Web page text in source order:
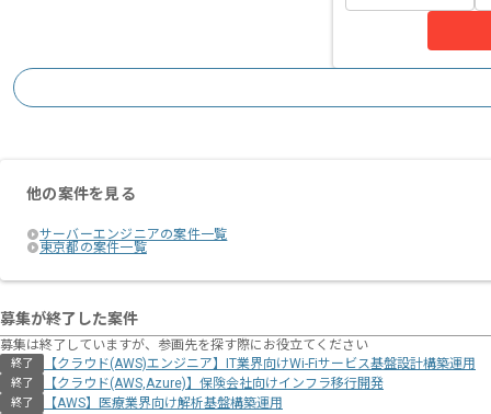
他の案件を見る
サーバーエンジニアの案件一覧
東京都の案件一覧
募集が終了した案件
募集は終了していますが、参画先を探す際にお役立てください
終了 【クラウド(AWS)エンジニア】IT業界向けWi-Fiサービス基盤設計構築運用
終了 【クラウド(AWS,Azure)】保険会社向けインフラ移行開発
終了 【AWS】医療業界向け解析基盤構築運用